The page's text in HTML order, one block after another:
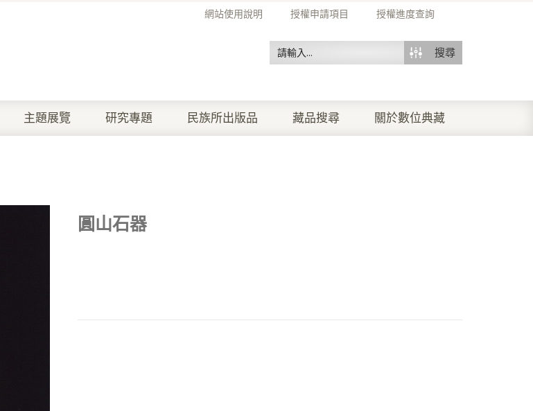
網站使用說明 授權申請項目 授權進度查詢
搜尋
主題展覽 研究專題 民族所出版品 藏品搜尋 關於數位典藏
圓山石器